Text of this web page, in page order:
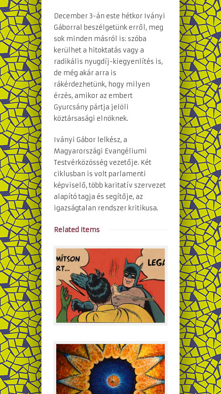
December 3-án este hétkor Iványi
Gáborral beszélgetünk erről, meg
sok minden másról is: szóba
kerülhet a hitoktatás vagy a
radikális nyugdíj-kiegyenlítés is,
de még akár arra is
rákérdezhetünk, hogy milyen
érzés, amikor az embert
Gyurcsány pártja jelöli
köztársasági elnöknek.
Iványi Gábor lelkész, a
Magyarországi Evangéliumi
Testvérközösség vezetője. Két
ciklusban is volt parlamenti
képviselő, több karitatív szervezet
alapító tagja és segítője, az
igazságtalan rendszer kritikusa.
Related Items